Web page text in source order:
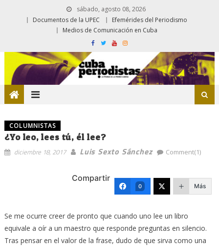
sábado, agosto 08, 2026
Documentos de la UPEC
Efemérides del Periodismo
Medios de Comunicación en Cuba
COLUMNISTAS
¿Yo leo, lees tú, él lee?
diciembre 18, 2017 Luis Sexto Sánchez Comment(1)
Compartir
0 Más
Se me ocurre creer de pronto que cuando uno lee un libro
equivale a oír a un maestro que responde preguntas en silencio.
Tras pensar en el valor de la frase, dudo de que sirva como una